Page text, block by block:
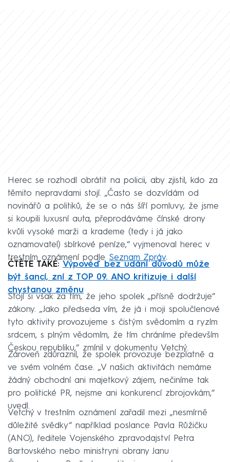
Herec se rozhodl obrátit na policii, aby zjistil, kdo za
těmito nepravdami stojí. „Často se dozvídám od
novinářů a politiků, že se o nás šíří pomluvy, že jsme
si koupili luxusní auta, přeprodáváme čínské drony
kvůli vysoké marži a krademe (tedy i já jako
oznamovatel) sbírkové peníze,“ vyjmenoval herec v
trestním oznámení podle Seznam Zpráv.
ČTĚTE TAKÉ: Výpověď bez udání důvodů může
být šancí, zní z TOP 09. ANO kritizuje i další
chystanou změnu
Stojí si však za tím, že jeho spolek „přísně dodržuje“
zákony. „Jako předseda vím, že já i moji spolučlenové
tyto aktivity provozujeme s čistým svědomím a ryzím
srdcem, s plným vědomím, že tím chráníme především
Českou republiku,“ zmínil v dokumentu Vetchý.
Zároveň zdůraznil, že spolek provozuje bezplatně a
ve svém volném čase. „V našich aktivitách nemáme
žádný obchodní ani majetkový zájem, nečiníme tak
pro politické PR, nejsme ani konkurencí zbrojovkám,“
uvedl.
Vetchý v trestním oznámení zařadil mezi „nesmírně
důležité svědky“ například poslance Pavla Růžičku
(ANO), ředitele Vojenského zpravodajství Petra
Bartovského nebo ministryni obrany Janu